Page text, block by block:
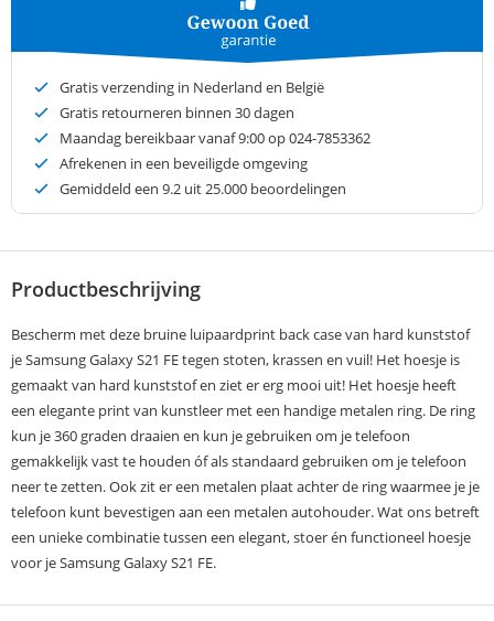
Gratis verzending in Nederland en België
Gratis retourneren binnen 30 dagen
Maandag bereikbaar vanaf 9:00 op 024-7853362
Afrekenen in een beveiligde omgeving
Gemiddeld een 9.2 uit 25.000 beoordelingen
Productbeschrijving
Bescherm met deze bruine luipaardprint back case van hard kunststof
je Samsung Galaxy S21 FE tegen stoten, krassen en vuil! Het hoesje is
gemaakt van hard kunststof en ziet er erg mooi uit! Het hoesje heeft
een elegante print van kunstleer met een handige metalen ring. De ring
kun je 360 graden draaien en kun je gebruiken om je telefoon
gemakkelijk vast te houden óf als standaard gebruiken om je telefoon
neer te zetten. Ook zit er een metalen plaat achter de ring waarmee je je
telefoon kunt bevestigen aan een metalen autohouder. Wat ons betreft
een unieke combinatie tussen een elegant, stoer én functioneel hoesje
voor je Samsung Galaxy S21 FE.